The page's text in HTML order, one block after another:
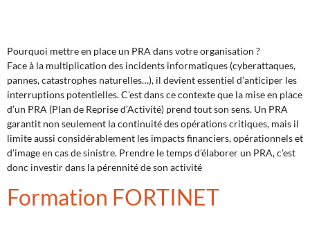
Pourquoi mettre en place un PRA dans votre organisation ?
Face à la multiplication des incidents informatiques (cyberattaques,
pannes, catastrophes naturelles…), il devient essentiel d’anticiper les
interruptions potentielles. C’est dans ce contexte que la mise en place
d’un PRA (Plan de Reprise d’Activité) prend tout son sens. Un PRA
garantit non seulement la continuité des opérations critiques, mais il
limite aussi considérablement les impacts financiers, opérationnels et
d’image en cas de sinistre. Prendre le temps d’élaborer un PRA, c’est
donc investir dans la pérennité de son activité
Formation FORTINET